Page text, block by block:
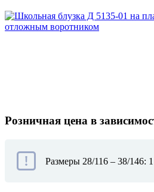
Розничная цена в
Размеры 28/116 – 38/146: